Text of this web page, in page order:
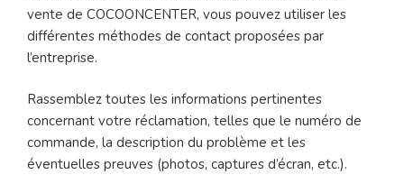
vente de COCOONCENTER, vous pouvez utiliser les
différentes méthodes de contact proposées par
l’entreprise.
Rassemblez toutes les informations pertinentes
concernant votre réclamation, telles que le numéro de
commande, la description du problème et les
éventuelles preuves (photos, captures d’écran, etc.).